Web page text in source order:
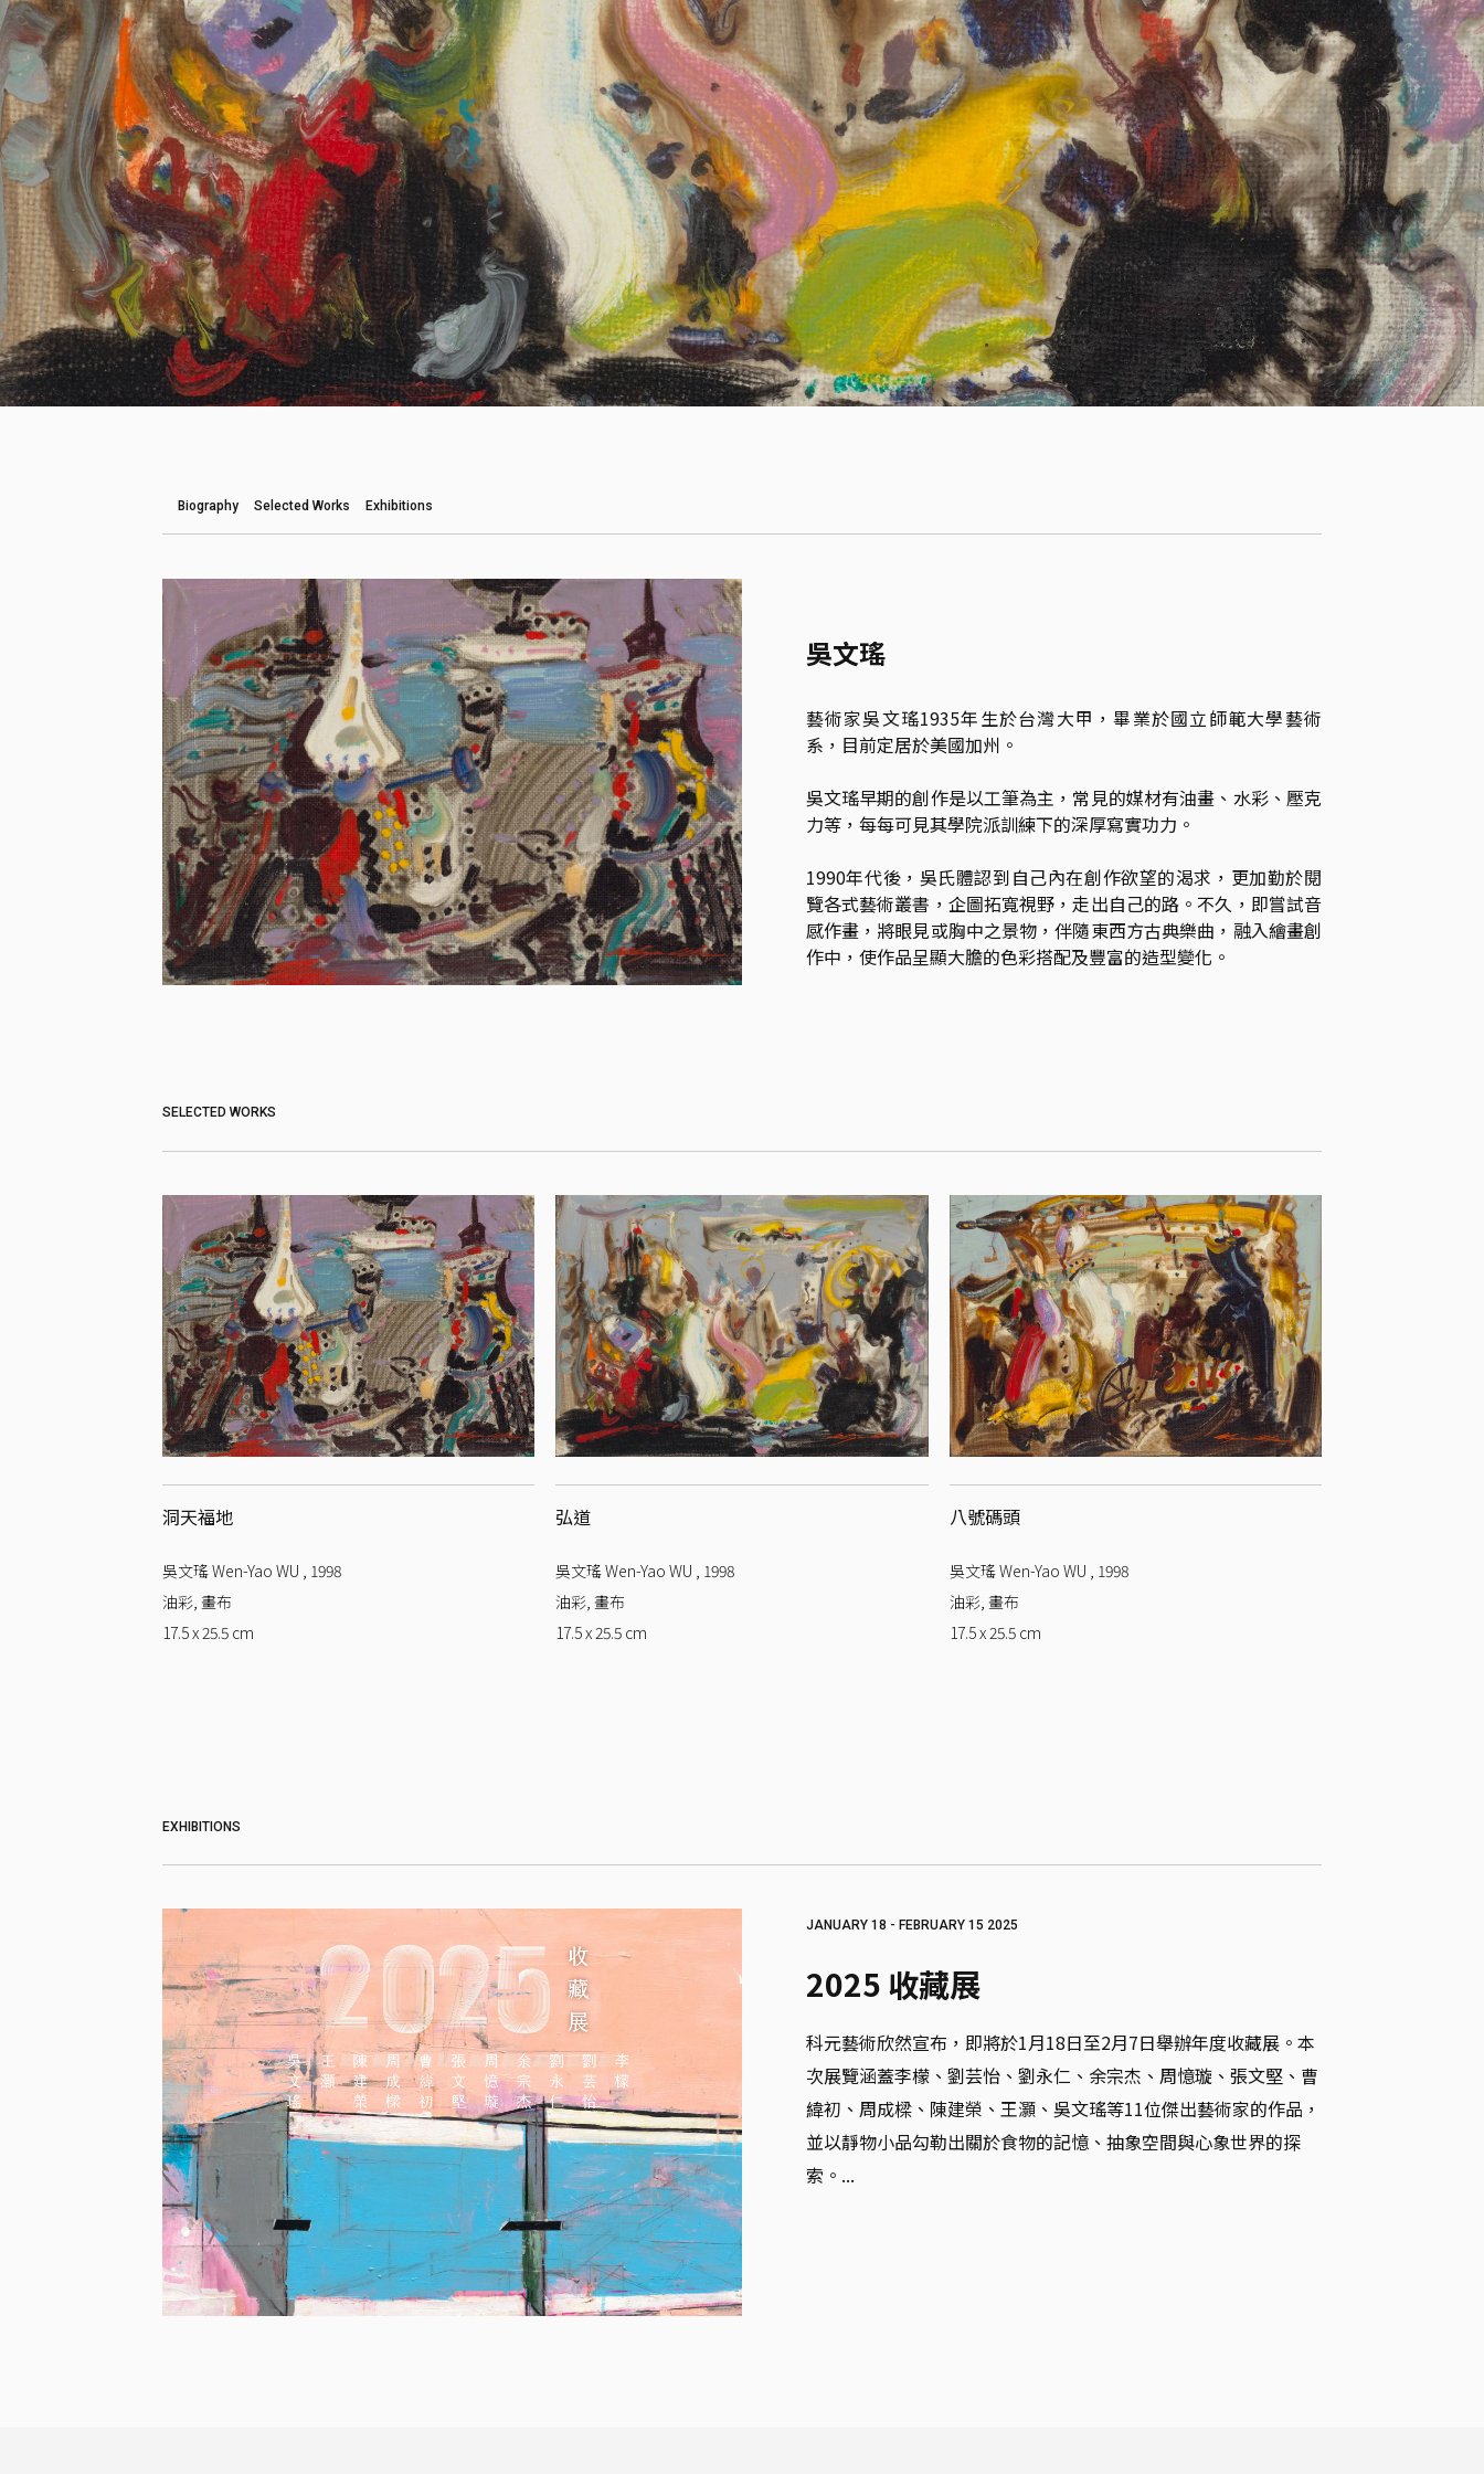
Biography Selected Works Exhibitions
吳文瑤
藝術家吳文瑤1935年生於台灣大甲，畢業於國立師範大學藝術
系，目前定居於美國加州。
吳文瑤早期的創作是以工筆為主，常見的媒材有油畫、水彩、壓克
力等，每每可見其學院派訓練下的深厚寫實功力。
1990年代後，吳氏體認到自己內在創作欲望的渴求，更加勤於閱
覽各式藝術叢書，企圖拓寬視野，走出自己的路。不久，即嘗試音
感作畫，將眼見或胸中之景物，伴隨東西方古典樂曲，融入繪畫創
作中，使作品呈顯大膽的色彩搭配及豐富的造型變化。
SELECTED WORKS
洞天福地
吳文瑤 Wen-Yao WU
1998
油彩, 畫布
17.5 x 25.5 cm
弘道
吳文瑤 Wen-Yao WU
1998
油彩, 畫布
17.5 x 25.5 cm
八號碼頭
吳文瑤 Wen-Yao WU
1998
油彩, 畫布
17.5 x 25.5cm
EXHIBITIONS
JANUARY 18 - FEBRUARY 15 2025
2025 收藏展
科元藝術欣然宣布，即將於1月18日至2月7日舉辦年度收藏展。本
次展覽涵蓋李檬、劉芸怡、劉永仁、余宗杰、周憶璇、張文堅、曹
緯初、周成樑、陳建榮、王灝、吳文瑤等11位傑出藝術家的作品，
並以靜物小品勾勒出關於食物的記憶、抽象空間與心象世界的探
索。...